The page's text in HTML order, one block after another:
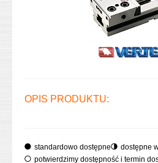
OPIS PRODUKTU:
standardowo dostępne
dostępne
potwierdzimy dostępność i termin